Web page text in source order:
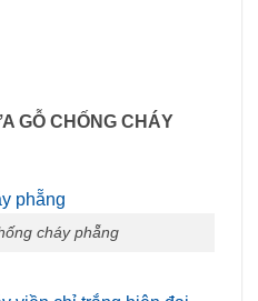
GỖ CHỐNG CHÁY
cháy phẵng